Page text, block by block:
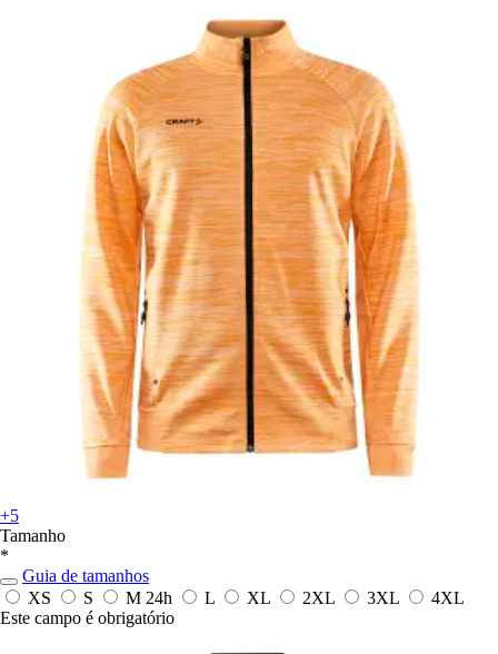
+5
Tamanho
*
Guia de tamanhos
XS
S M 24h L XL 2XL 3XL
4XL
Este campo é obrigatório